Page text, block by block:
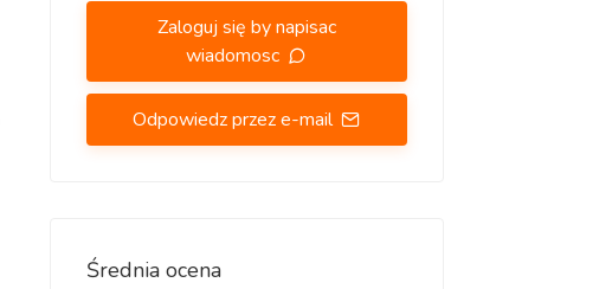
Zaloguj się by napisac
wiadomosc
Odpowiedz przez e-mail
Średnia ocena